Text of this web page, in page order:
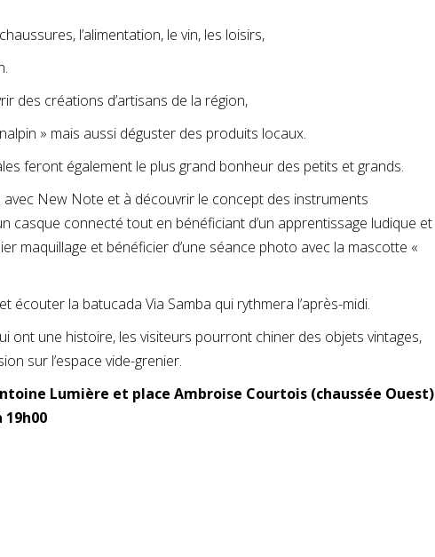
l’alimentation, le vin, les loisirs,
des créations d’artisans de la région,
» mais aussi déguster des produits locaux.
feront également le plus grand bonheur des petits et grands.
avec New Note et à découvrir le concept des instruments
casque connecté tout en bénéficiant d’un apprentissage ludique et
maquillage et bénéficier d’une séance photo avec la mascotte «
la batucada Via Samba qui rythmera l’après-midi.
ont une histoire, les visiteurs pourront chiner des objets vintages,
sur l’espace vide-grenier.
Lumière et place Ambroise Courtois (chaussée Ouest)
19h00